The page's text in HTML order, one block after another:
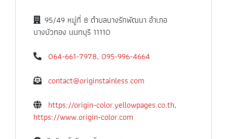
95/49 หมู่ที่ 8 ตำบลบางรักพัฒนา อำเภอ
บางบัวทอง นนทบุรี 11110
064-661-7978, 095-996-4664
contact@originstainless.com
https://origin-color.yellowpages.co.th,
https://www.origin-color.com